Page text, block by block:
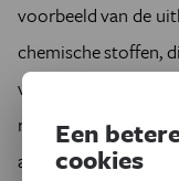
voorbeeld van de
chemische stoffen,
via diverse routes in
risico voor zowel
aanwezigheid maakt
Een
cookies